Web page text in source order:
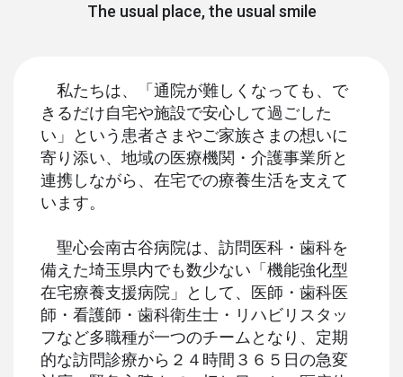
The usual place, the usual smile
私たちは、「通院が難しくなっても、で
きるだけ自宅や施設で安心して過ごした
い」という患者さまやご家族さまの想いに
寄り添い、地域の医療機関・介護事業所と
連携しながら、在宅での療養生活を支えて
います。
聖心会南古谷病院は、訪問医科・歯科を
備えた埼玉県内でも数少ない「機能強化型
在宅療養支援病院」として、医師・歯科医
師・看護師・歯科衛生士・リハビリスタッ
フなど多職種が一つのチームとなり、定期
的な訪問診療から２４時間３６５日の急変